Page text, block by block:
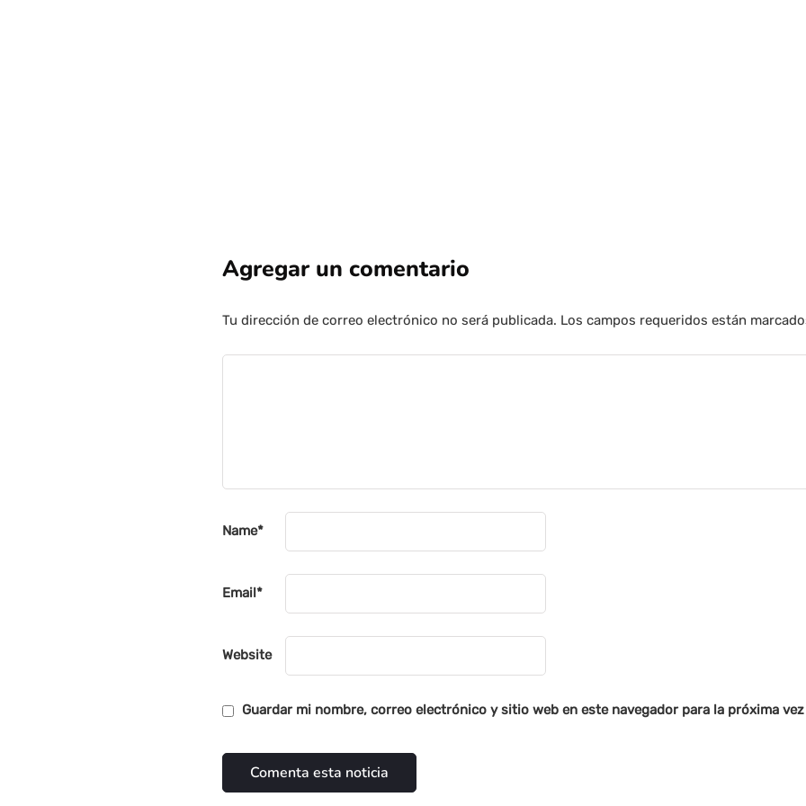
Agregar un comentario
Tu dirección de correo electrónico no será publicada. Los campos requeridos están
Name*
Email*
Website
Guardar mi nombre, correo electrónico y sitio web en este navegador para la próxima